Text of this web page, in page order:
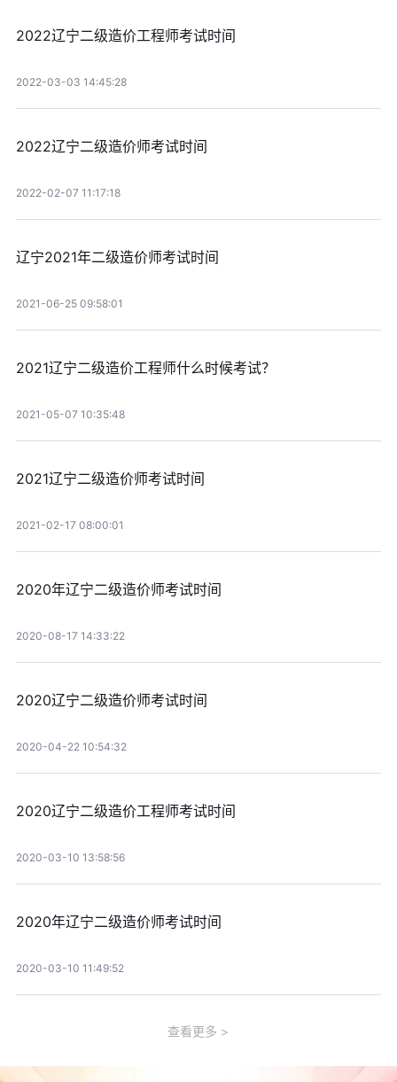
2022辽宁二级造价工程师考试时间
2022-03-03 14:45:28
2022辽宁二级造价师考试时间
2022-02-07 11:17:18
辽宁2021年二级造价师考试时间
2021-06-25 09:58:01
2021辽宁二级造价工程师什么时候考试？
2021-05-07 10:35:48
2021辽宁二级造价师考试时间
2021-02-17 08:00:01
2020年辽宁二级造价师考试时间
2020-08-17 14:33:22
2020辽宁二级造价师考试时间
2020-04-22 10:54:32
2020辽宁二级造价工程师考试时间
2020-03-10 13:58:56
2020年辽宁二级造价师考试时间
2020-03-10 11:49:52
查看更多